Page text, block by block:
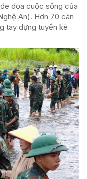
dọa cuộc sống của
An). Hơn 70 cán
tay dựng tuyến kè